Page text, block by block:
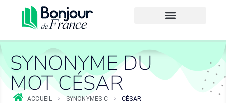
SYNONYME DU
MOT CÉSAR
ACCUEIL > SYNONYMES C > CÉSAR